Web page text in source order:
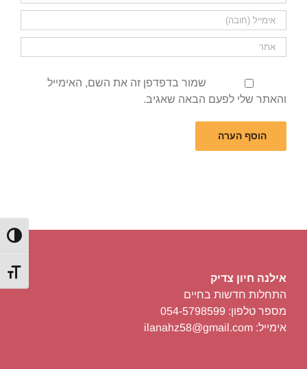
מתג
שמור בדפדפן זה את השם, האימייל
והאתר שלי לפעם הבאה שאגיב.
אילנה חיון צדיק
התחלות חדשות בחיים
מספר טלפון: 054-5798599
אימייל: ilanahz58@gmail.com